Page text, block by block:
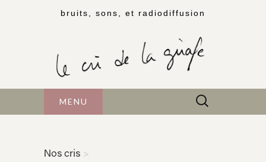
bruits, sons, et radiodiffusion
MENU Rechercher :
Nos cris >